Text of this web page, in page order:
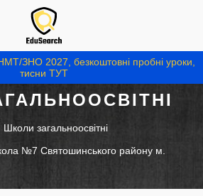
ЗНО 2027, безкоштовні пробні уроки,
тисни ТУТ
Школи загальноосвітні
№7 Святошинського району м.